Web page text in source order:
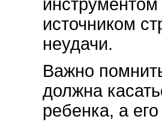
источником
неудачи.
Важно
должна
ребенка, а